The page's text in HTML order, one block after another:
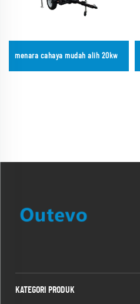
menara cahaya mudah alih 20kw
KATEGORI PRODUK